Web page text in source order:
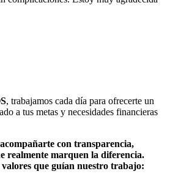
, trabajamos cada día para ofrecerte un
a tus metas y necesidades financieras
con transparencia,
realmente marquen la diferencia.
valores que guían nuestro trabajo: